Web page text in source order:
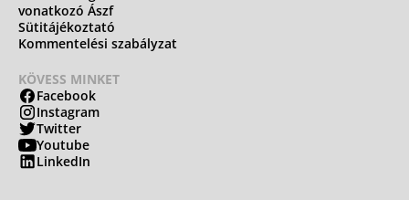
vonatkozó Ászf
Sütitájékoztató
Kommentelési szabályzat
KÖVESS MINKET
Facebook
Instagram
Twitter
Youtube
LinkedIn